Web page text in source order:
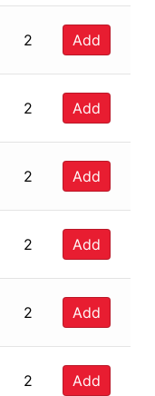
2 Add
2 Add
2 Add
2 Add
2 Add
2 Add